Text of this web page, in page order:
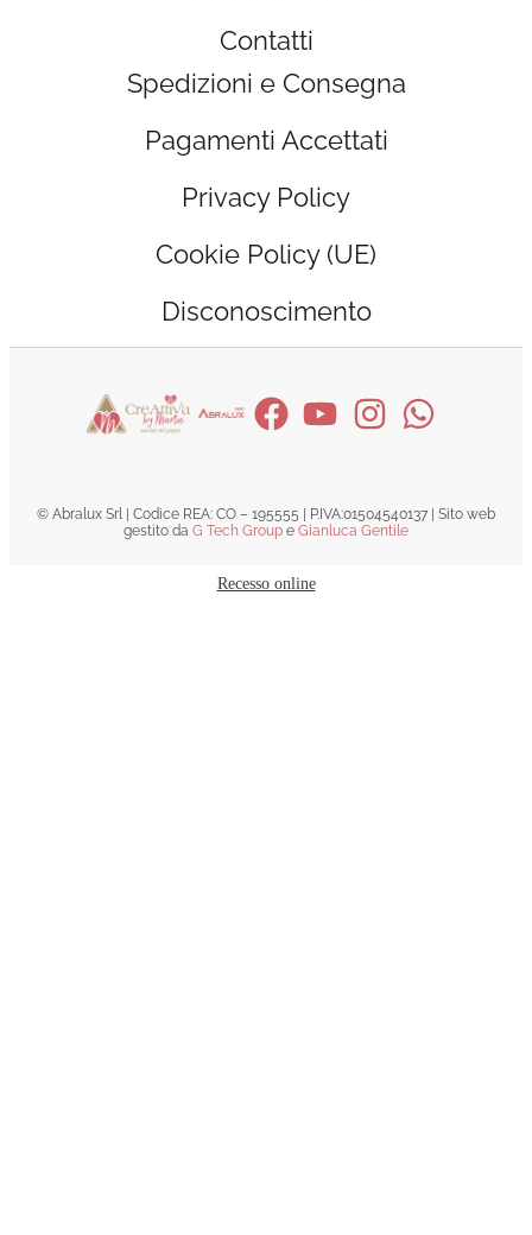
Contatti
Spedizioni e Consegna
Pagamenti Accettati
Privacy Policy
Cookie Policy (UE)
Disconoscimento
© Abralux Srl | Codice REA: CO – 195555 | P.IVA:01504540137 | Sito web
gestito da G Tech Group e Gianluca Gentile
Recesso online